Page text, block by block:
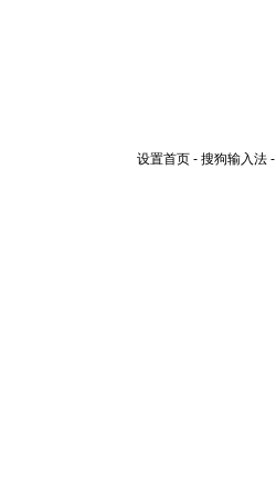
设置首页 - 搜狗输入法 -